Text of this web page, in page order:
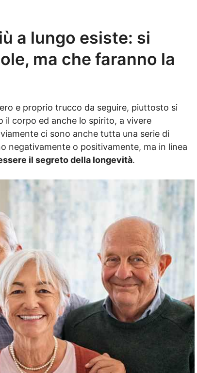
a lungo esiste: si
ma che faranno la
e proprio trucco da seguire, piuttosto si
il corpo ed anche lo spirito, a vivere
ci sono anche tutta una serie di
negativamente o positivamente, ma in linea
il segreto della longevità.